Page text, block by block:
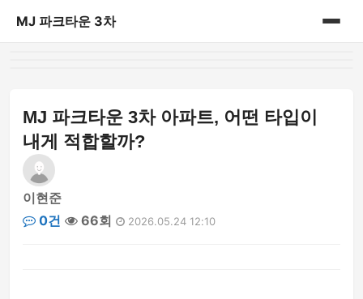
MJ 파크타운 3차
MJ 파크타운 3차 아파트, 어떤 타입이
내게 적합할까?
이현준
0건
66회 2026.05.24 12:10